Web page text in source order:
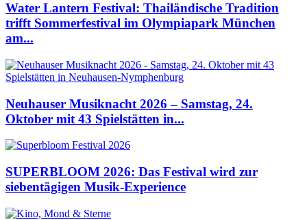
Water Lantern Festival: Thailändische Tradition
trifft Sommerfestival im Olympiapark München
am...
Neuhauser Musiknacht 2026 – Samstag, 24.
Oktober mit 43 Spielstätten in...
SUPERBLOOM 2026: Das Festival wird zur
siebentägigen Musik-Experience